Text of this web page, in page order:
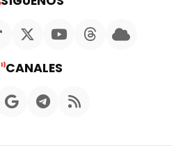
CANALES